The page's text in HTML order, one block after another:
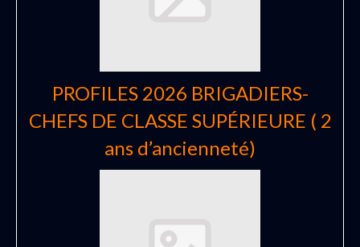
PROFILES 2026 BRIGADIERS-
CHEFS DE CLASSE SUPÉRIEURE ( 2
ans d’ancienneté)